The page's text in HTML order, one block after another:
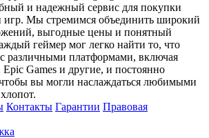
и надежный сервис для покупки
Мы стремимся объединить широкий
выгодные цены и понятный
геймер мог легко найти то, что
различными платформами, включая
Games и другие, и постоянно
чтобы вы могли наслаждаться любимыми
Контакты Гарантии Правовая